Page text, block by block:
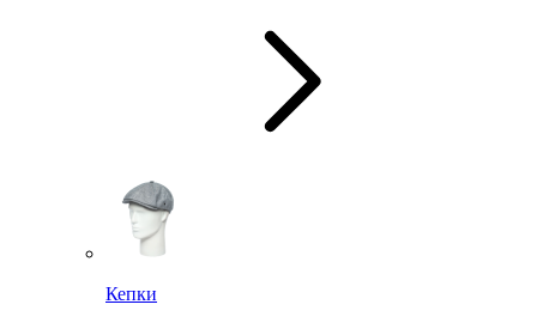
Кепки